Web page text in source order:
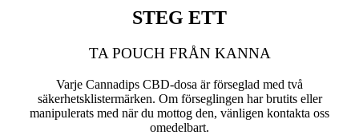
STEG ETT
TA POUCH FRÅN KANNA
Varje Cannadips CBD-dosa är förseglad med två
säkerhetsklistermärken. Om förseglingen har brutits eller
manipulerats med när du mottog den, vänligen kontakta oss
omedelbart.